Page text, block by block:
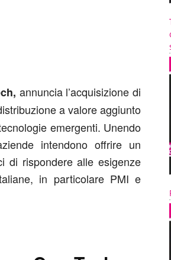
annuncia l’acquisizione di
a valore aggiunto
emergenti. Unendo
intendono offrire un
di rispondere alle esigenze
in particolare PMI e